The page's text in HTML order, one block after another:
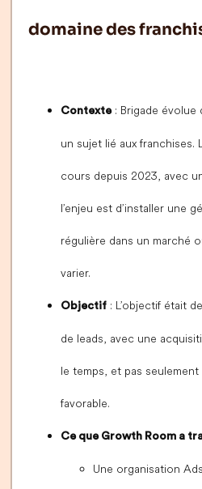
domaine des
Contexte: Brigade évolue
un sujet lié aux franchises.
cours depuis 2023, avec
l’enjeu est d’installer une
régulière dans un marché
varier.
Objectif : L’objectif était
de leads, avec une
le temps, et pas
favorable.
Ce que Growth Room a
Une organisation